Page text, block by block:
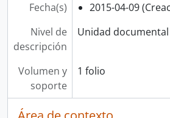
Fecha(s)
2015-04-09
Nivel de
descripción
Unidad
Volumen y
soporte
1 folio